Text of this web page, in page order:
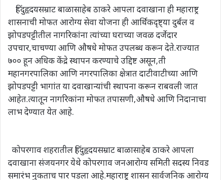
हिंदुहृदयसम्राट बाळासाहेब ठाकरे आपला दवाखाना ही महाराष्ट्र
शासनाची मोफत आरोग्य सेवा योजना ही आर्थिकदृष्ट्या दुर्बल व
झोपडपट्टीतील नागरिकांना त्यांच्या घराच्या जवळ दर्जेदार
उपचार,चाचण्या आणि औषधे मोफत उपलब्ध करून देते.राज्यात
७०० हून अधिक केंद्रे स्थापन करण्याचे उद्दिष्ट असून,ती
महानगरपालिका आणि नगरपालिका क्षेत्रात दाटीवाटीच्या आणि
झोपडपट्टी भागांत या दवाखान्यांची स्थापना करून राबवली जात
आहेत.त्यातून नागरिकांना मोफत तपासणी,औषधे आणि निदानाचा
लाभ देण्यात येत आहे.
कोपरगाव शहरातील हिंदुहृदयसम्राट बाळासाहेब ठाकरे आपला
दवाखाना संजयनगर येथे कोपरगाव जनआरोग्य समिती सदस्य निवड
समारंभ नुकताच पार पडला आहे.महाराष्ट्र शासन सार्वजनिक आरोग्य